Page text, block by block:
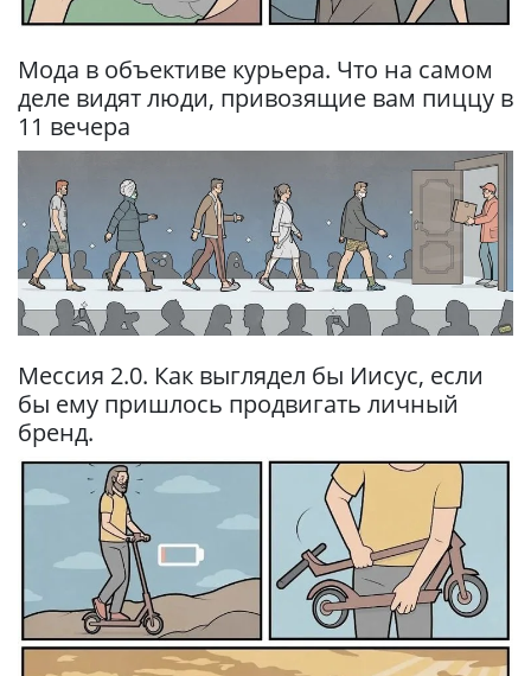
Мода в объективе курьера. Что на самом
деле видят люди, привозящие вам пиццу в
11 вечера
Мессия 2.0. Как выглядел бы Иисус, если
бы ему пришлось продвигать личный
бренд.